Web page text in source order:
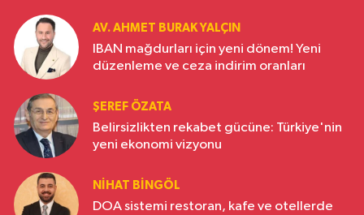
AV. AHMET BURAK YALÇIN
IBAN mağdurları için yeni dönem! Yeni
düzenleme ve ceza indirim oranları
ŞEREF ÖZATA
Belirsizlikten rekabet gücüne: Türkiye'nin
yeni ekonomi vizyonu
NIHAT BINGÖL
DOA sistemi restoran, kafe ve otellerde